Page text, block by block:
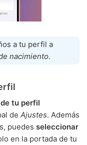
a tu perfil a
nacimiento.
tu perfil
de Ajustes. Además
puedes seleccionar
en la portada de tu